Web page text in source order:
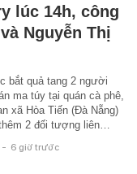
lúc 14h, công
Nguyễn Thị
bắt quả tang 2 người
ma túy tại quán cà phê,
xã Hòa Tiến (Đà Nẵng)
2 đối tượng liên…
- 6 giờ trước